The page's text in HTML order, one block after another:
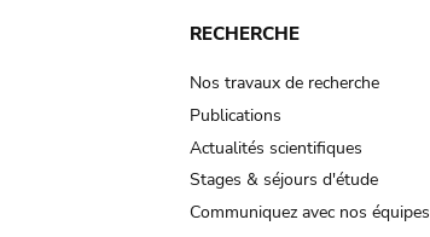
RECHERCHE
Nos travaux de recherche
Publications
Actualités scientifiques
Stages & séjours d'étude
Communiquez avec nos équipes